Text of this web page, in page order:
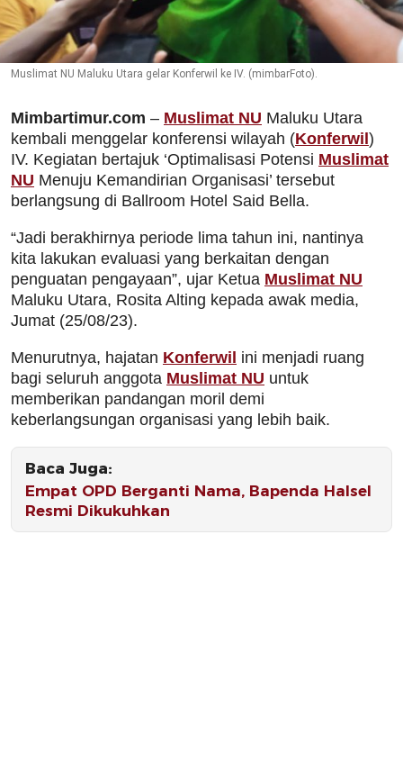
Muslimat NU Maluku Utara gelar Konferwil ke IV. (mimbarFoto).
Mimbartimur.com – Muslimat NU Maluku Utara
kembali menggelar konferensi wilayah (Konferwil)
IV. Kegiatan bertajuk ‘Optimalisasi Potensi Muslimat
NU Menuju Kemandirian Organisasi’ tersebut
berlangsung di Ballroom Hotel Said Bella.
“Jadi berakhirnya periode lima tahun ini, nantinya
kita lakukan evaluasi yang berkaitan dengan
penguatan pengayaan”, ujar Ketua Muslimat NU
Maluku Utara, Rosita Alting kepada awak media,
Jumat (25/08/23).
Menurutnya, hajatan Konferwil ini menjadi ruang
bagi seluruh anggota Muslimat NU untuk
memberikan pandangan moril demi
keberlangsungan organisasi yang lebih baik.
Baca Juga:
Empat OPD Berganti Nama, Bapenda Halsel
Resmi Dikukuhkan